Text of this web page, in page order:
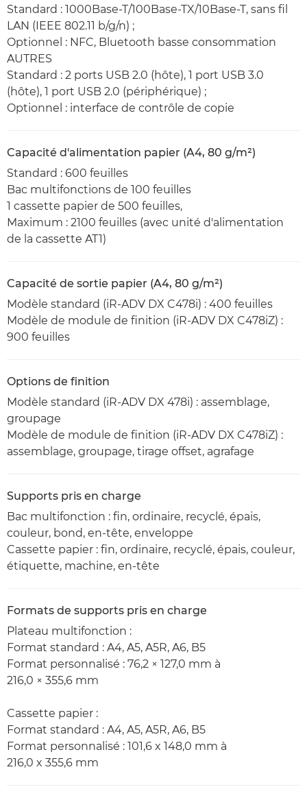
Standard : 1000Base-T/100Base-TX/10Base-T, sans fil
LAN (IEEE 802.11 b/g/n) ;
Optionnel : NFC, Bluetooth basse consommation
AUTRES
Standard : 2 ports USB 2.0 (hôte), 1 port USB 3.0
(hôte), 1 port USB 2.0 (périphérique) ;
Optionnel : interface de contrôle de copie
Capacité d'alimentation papier (A4, 80 g/m²)
Standard : 600 feuilles
Bac multifonctions de 100 feuilles
1 cassette papier de 500 feuilles,
Maximum : 2100 feuilles (avec unité d'alimentation
de la cassette AT1)
Capacité de sortie papier (A4, 80 g/m²)
Modèle standard (iR-ADV DX C478i) : 400 feuilles
Modèle de module de finition (iR-ADV DX C478iZ) :
900 feuilles
Options de finition
Modèle standard (iR-ADV DX 478i) : assemblage,
groupage
Modèle de module de finition (iR-ADV DX C478iZ) :
assemblage, groupage, tirage offset, agrafage
Supports pris en charge
Bac multifonction : fin, ordinaire, recyclé, épais,
couleur, bond, en-tête, enveloppe
Cassette papier : fin, ordinaire, recyclé, épais, couleur,
étiquette, machine, en-tête
Formats de supports pris en charge
Plateau multifonction :
Format standard : A4, A5, A5R, A6, B5
Format personnalisé : 76,2 × 127,0 mm à
216,0 × 355,6 mm
Cassette papier :
Format standard : A4, A5, A5R, A6, B5
Format personnalisé : 101,6 x 148,0 mm à
216,0 x 355,6 mm